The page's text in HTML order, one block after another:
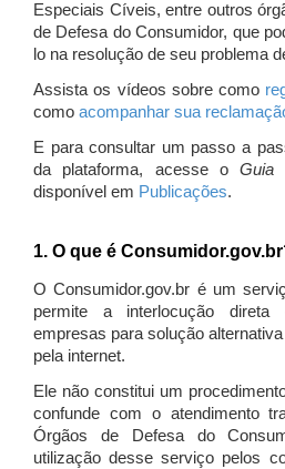
Especiais Cíveis, entre outros
de Defesa do Consumidor, que
lo na resolução de seu problema
Assista os vídeos sobre como
como acompanhar sua
E para consultar um passo a
da plataforma, acesse oGuia
disponível em Publicações.
1. O que é
O Consumidor.gov.br é um
permite a interlocução direta
empresas para solução
pela internet.
Ele não constitui um
confunde com o atendimento
Órgãos de Defesa do
utilização desse serviço pelos